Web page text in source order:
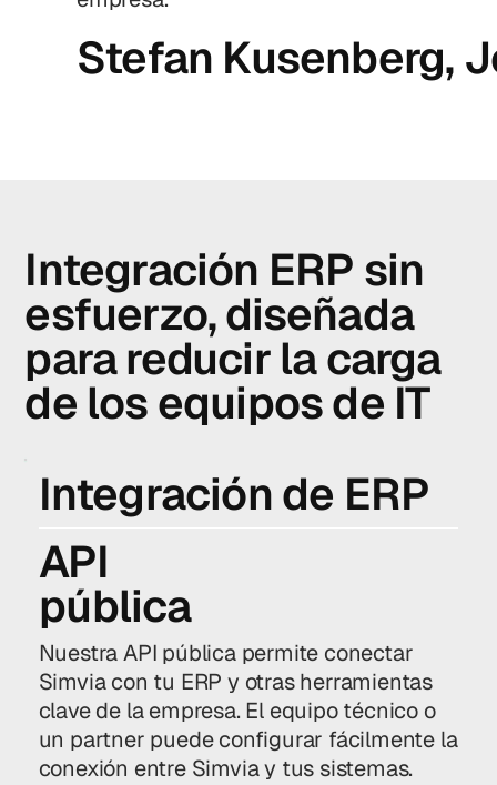
Stefan Kusenberg,
Integración de ERP
API
pública
Nuestra API pública permite conectar
Simvia con tu ERP y otras herramientas
clave de la empresa. El equipo técnico o
un partner puede configurar fácilmente la
conexión entre Simvia y tus sistemas.
Integración ERP sin
esfuerzo, diseñada
para reducir la carga
de los equipos de IT